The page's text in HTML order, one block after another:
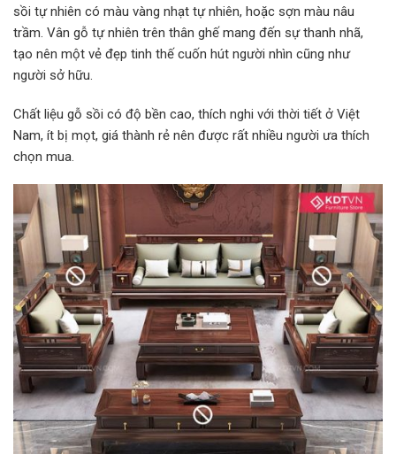
sồi tự nhiên có màu vàng nhạt tự nhiên, hoặc sợn màu nâu
trầm. Vân gỗ tự nhiên trên thân ghế mang đến sự thanh nhã,
tạo nên một vẻ đẹp tinh thế cuốn hút người nhìn cũng như
người sở hữu.
Chất liệu gỗ sồi có độ bền cao, thích nghi với thời tiết ở Việt
Nam, ít bị mọt, giá thành rẻ nên được rất nhiều người ưa thích
chọn mua.